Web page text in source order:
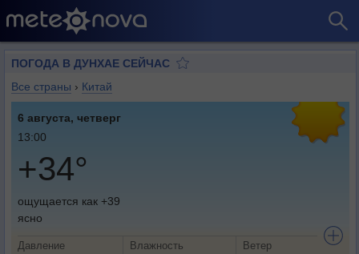
ПОГОДА В ДУНХАЕ СЕЙЧАС
Все страны › Китай
6 августа, четверг
13:00
+34°
ощущается как +39
ясно
Давление Влажность Ветер